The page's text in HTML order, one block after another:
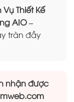
Thiết Kế
AIO –
tràn đầy
nhận được